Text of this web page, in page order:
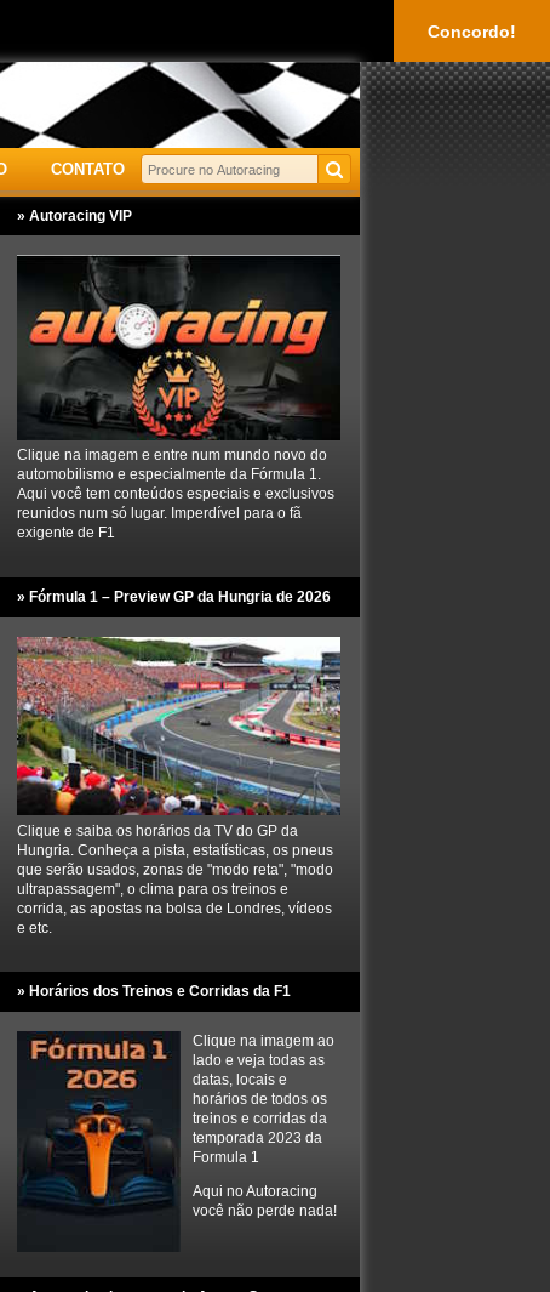
Concordo!
CONTATO
» Autoracing VIP
Clique na imagem e entre num mundo novo do
automobilismo e especialmente da Fórmula 1.
Aqui você tem conteúdos especiais e exclusivos
reunidos num só lugar. Imperdível para o fã
exigente de F1
» Fórmula 1 – Preview GP da Hungria de 2026
Clique e saiba os horários da TV do GP da
Hungria. Conheça a pista, estatísticas, os pneus
que serão usados, zonas de "modo reta", "modo
ultrapassagem", o clima para os treinos e
corrida, as apostas na bolsa de Londres, vídeos
e etc.
» Horários dos Treinos e Corridas da F1
Clique na imagem ao
lado e veja todas as
datas, locais e
horários de todos os
treinos e corridas da
temporada 2023 da
Formula 1
Aqui no Autoracing
você não perde nada!